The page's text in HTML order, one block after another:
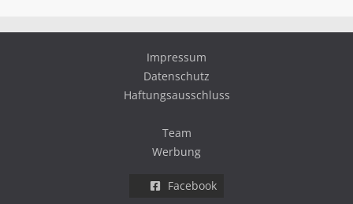
Impressum
Datenschutz
Haftungsausschluss
Team
Werbung
Facebook